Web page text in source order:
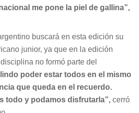
me pone la piel de gallina”,
buscará en esta edición su
junior, ya que en la edición
no formó parte del
poder estar todos en el mismo
que queda en el recuerdo.
todo y podamos disfrutarla”,cerró